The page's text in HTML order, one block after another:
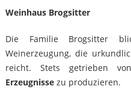
Weinhaus Brogsitter
Die Familie Brogsitter
Weinerzeugung, die
reicht. Stets getrieben
Erzeugnissezu produzieren.